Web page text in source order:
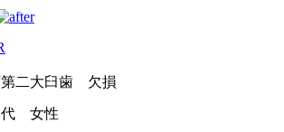
第二大臼歯 欠損
代 女性